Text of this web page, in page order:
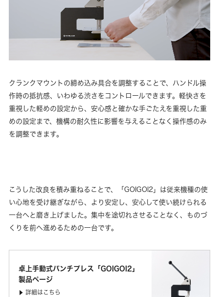
クランクマウントの締め込み具合を調整することで、ハンドル操
作時の抵抗感、いわゆる渋さをコントロールできます。軽快さを
重視した軽めの設定から、安心感と確かな手ごたえを重視した重
めの設定まで、機構の耐久性に影響を与えることなく操作感のみ
を調整できます。
こうした改良を積み重ねることで、「GOIGOI2」は従来機種の使
い心地を受け継ぎながら、より安定し、安心して使い続けられる
一台へと磨き上げました。集中を途切れさせることなく、ものづ
くりを前へ進めるための一台です。
卓上手動式パンチプレス「GOIGOI2」
製品ページ
▶ 詳細はこちら